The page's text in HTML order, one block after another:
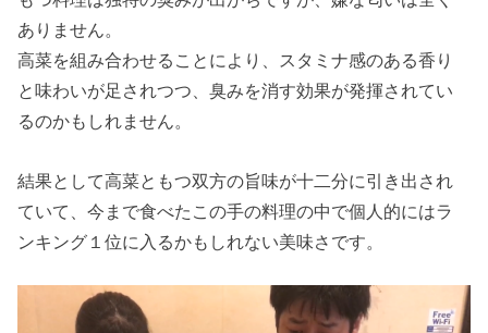
ありません。
高菜を組み合わせることにより、スタミナ感のある香り
と味わいが足されつつ、臭みを消す効果が発揮されてい
るのかもしれません。
結果として高菜ともつ双方の旨味が十二分に引き出され
ていて、今まで食べたこの手の料理の中で個人的にはラ
ンキング１位に入るかもしれない美味さです。